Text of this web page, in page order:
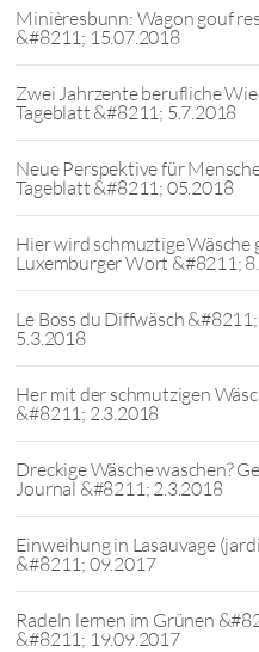
Minièresbunn: Wagon gouf
&#8211; 15.07.2018
Zwei Jahrzente berufliche
Tageblatt &#8211; 5.7.2018
Neue Perspektive für
Tageblatt &#8211; 05.2018
Hier wird schmuztige Wäsche
Luxemburger Wort &#8211;
Le Boss du Diffwäsch
5.3.2018
Her mit der schmutzigen
&#8211; 2.3.2018
Dreckige Wäsche waschen?
Journal &#8211; 2.3.2018
Einweihung in Lasauvage
&#8211; 09.2017
Radeln lernen im Grünen
&#8211; 19.09.2017